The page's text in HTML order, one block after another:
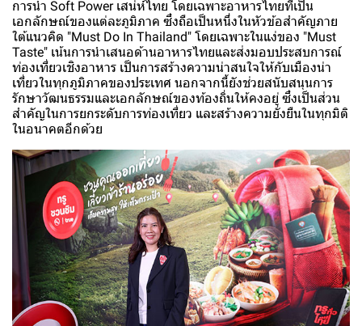
การนำ Soft Power เสน่ห์ไทย โดยเฉพาะอาหารไทยที่เป็น
เอกลักษณ์ของแต่ละภูมิภาค ซึ่งถือเป็นหนึ่งในหัวข้อสำคัญภาย
ใต้แนวคิด "Must Do In Thailand" โดยเฉพาะในแง่ของ "Must
Taste" เน้นการนำเสนอด้านอาหารไทยและส่งมอบประสบการณ์
ท่องเที่ยวเชิงอาหาร เป็นการสร้างความน่าสนใจให้กับเมืองน่า
เที่ยวในทุกภูมิภาคของประเทศ นอกจากนี้ยังช่วยสนับสนุนการ
รักษาวัฒนธรรมและเอกลักษณ์ของท้องถิ่นให้คงอยู่ ซึ่งเป็นส่วน
สำคัญในการยกระดับการท่องเที่ยว และสร้างความยั่งยืนในทุกมิติ
ในอนาคตอีกด้วย